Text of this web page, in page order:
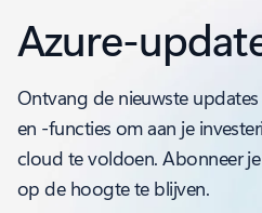
Azure-
Ontvang de nieuwste
en -functies om aan je
cloud te voldoen. Abonneer
op de hoogte te blijven.